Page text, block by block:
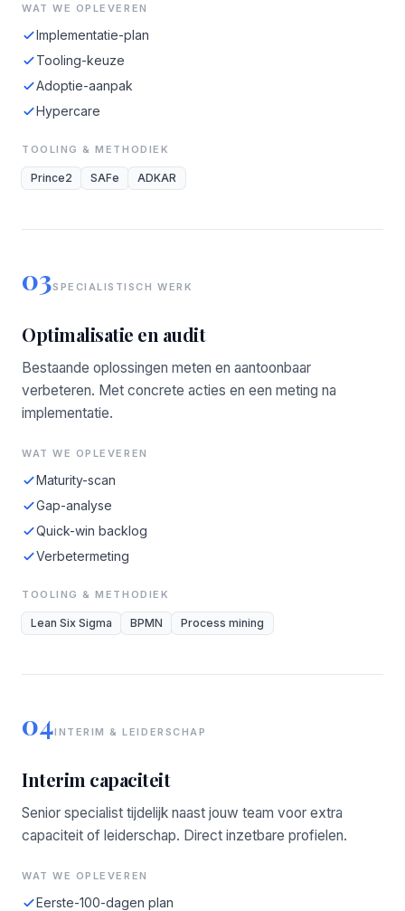
WAT WE OPLEVEREN
Implementatie-plan
Tooling-keuze
Adoptie-aanpak
Hypercare
TOOLING & METHODIEK
Prince2 SAFe ADKAR
03SPECIALISTISCH WERK
Optimalisatie en audit
Bestaande oplossingen meten en aantoonbaar
verbeteren. Met concrete acties en een meting na
implementatie.
WAT WE OPLEVEREN
Maturity-scan
Gap-analyse
Quick-win backlog
Verbetermeting
TOOLING & METHODIEK
Lean Six Sigma BPMN Process mining
04INTERIM & LEIDERSCHAP
Interim capaciteit
Senior specialist tijdelijk naast jouw team voor extra
capaciteit of leiderschap. Direct inzetbare profielen.
WAT WE OPLEVEREN
Eerste-100-dagen plan